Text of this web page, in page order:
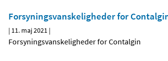
Forsyningsvanskeligheder for
| 11. maj 2021 |
Forsyningsvanskeligheder for Contalgin